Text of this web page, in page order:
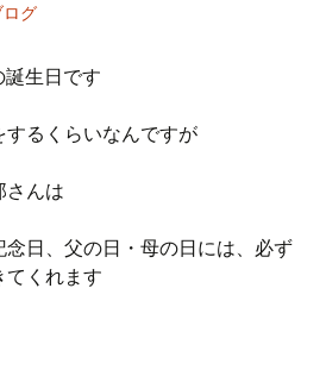
ログ
生日です
るくらいなんですが
さんは
日、父の日・母の日には、必ず
てくれます